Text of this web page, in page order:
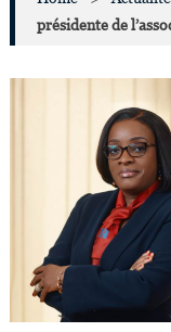
présidente de